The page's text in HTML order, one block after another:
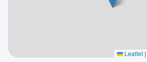
Leaflet |